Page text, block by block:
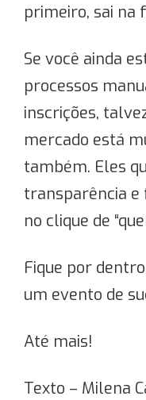
primeiro, sai na
Se você ainda
processos
inscrições,
mercado está
também. Eles
transparência e
no clique de
Fique por
um evento de
Até mais!
Texto – Milena